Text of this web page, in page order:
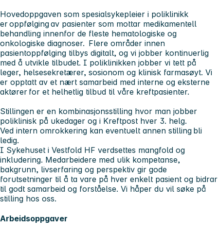
Hovedoppgaven som spesialsykepleier i poliklinikk
er oppfølging av pasienter som mottar medikamentell
behandling innenfor de fleste hematologiske og
onkologiske diagnoser. Flere områder innen
pasientoppfølging tilbys digitalt, og vi jobber kontinuerlig
med å utvikle tilbudet. I poliklinikken jobber vi tett på
leger, helsesekretærer, sosionom og klinisk farmasøyt. Vi
er opptatt av et nært samarbeid med interne og eksterne
aktører for et helhetlig tilbud til våre kreftpasienter.
Stillingen er en kombinasjonsstilling hvor man jobber
poliklinisk på ukedager og i Kreftpost hver 3. helg.
Ved intern omrokkering kan eventuelt annen stilling bli
ledig.
I Sykehuset i Vestfold HF verdsettes mangfold og
inkludering. Medarbeidere med ulik kompetanse,
bakgrunn, livserfaring og perspektiv gir gode
forutsetninger til å ta vare på hver enkelt pasient og bidrar
til godt samarbeid og forståelse. Vi håper du vil søke på
stilling hos oss.
Arbeidsoppgaver